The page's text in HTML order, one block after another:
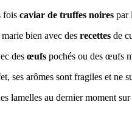
fois caviar de truffes noires par
bien avec des recettes de
des œufs pochés ou des œufs
ses arômes sont fragiles et ne
lamelles au dernier moment